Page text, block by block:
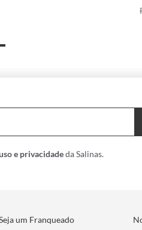
e privacidadeda Salinas.
um Franqueado